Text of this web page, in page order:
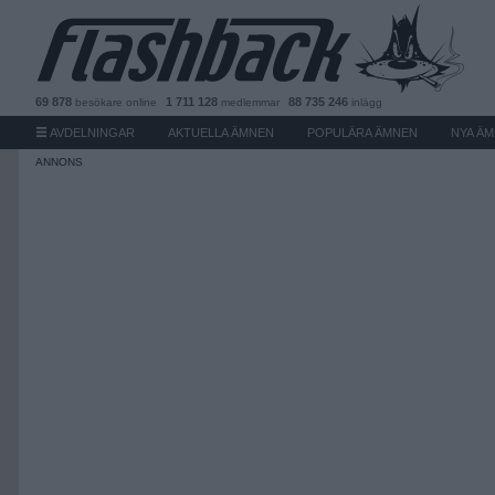
69 878 besökare online 1 711 128 medlemmar 88 735 246 inlägg
AVDELNINGAR AKTUELLA ÄMNEN POPULÄRA ÄMNEN NYA